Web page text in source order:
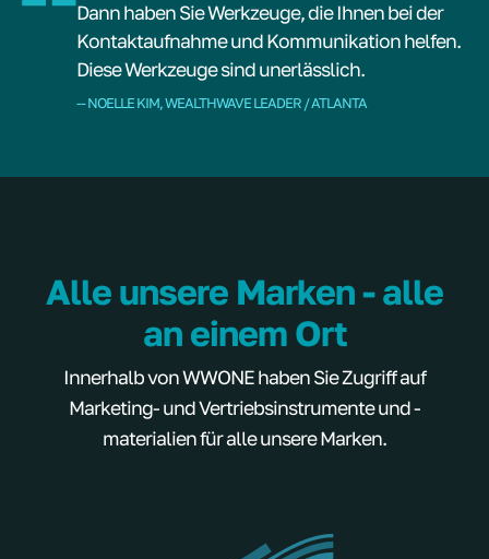
Dann haben Sie Werkzeuge, die Ihnen bei der
Kontaktaufnahme und Kommunikation helfen.
Diese Werkzeuge sind unerlässlich.
-- NOELLE KIM, WEALTHWAVE LEADER / ATLANTA
Alle unsere Marken - alle
an einem Ort
Innerhalb von WWONE haben Sie Zugriff auf
Marketing- und Vertriebsinstrumente und -
materialien für alle unsere Marken.